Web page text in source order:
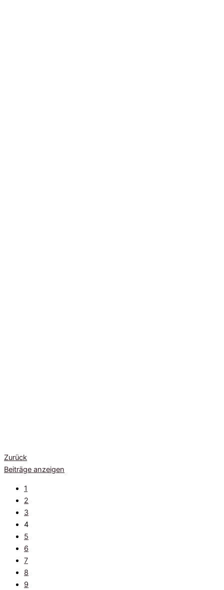
Zurück
Beiträge anzeigen
1
2
3
4
5
6
7
8
9